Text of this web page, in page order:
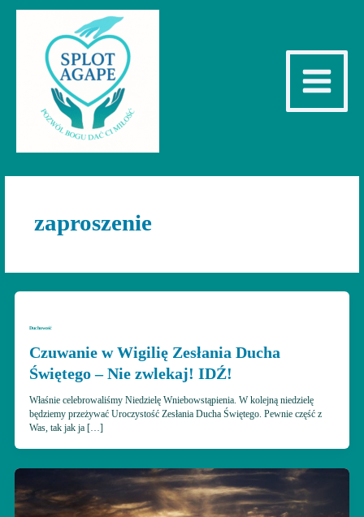
Main
zaproszenie
Duchowość
Czuwanie w Wigilię Zesłania Ducha
Świętego – Nie zwlekaj! IDŹ!
Właśnie celebrowaliśmy Niedzielę Wniebowstąpienia. W kolejną niedzielę
będziemy przeżywać Uroczystość Zesłania Ducha Świętego. Pewnie część z
Was, tak jak ja […]